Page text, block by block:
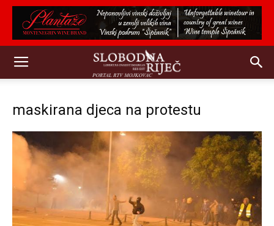
maskirana djeca na protestu